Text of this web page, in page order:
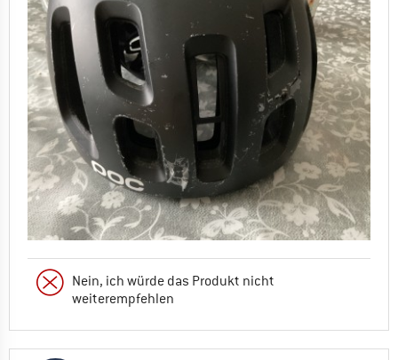
Nein, ich würde das Produkt nicht
weiterempfehlen